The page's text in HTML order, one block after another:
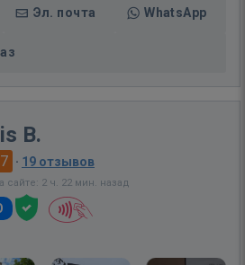
Эл. почта WhatsApp
B.
· 19 отзывов
сайте: 2 ч. 22 мин. назад